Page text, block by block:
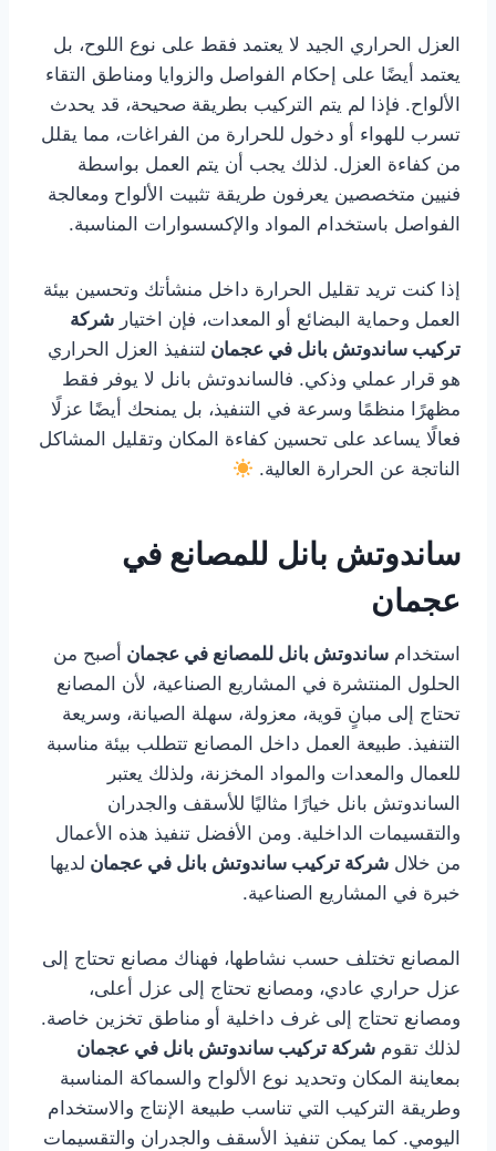
العزل الحراري الجيد لا يعتمد فقط على نوع اللوح، بل
يعتمد أيضًا على إحكام الفواصل والزوايا ومناطق التقاء
الألواح. فإذا لم يتم التركيب بطريقة صحيحة، قد يحدث
تسرب للهواء أو دخول للحرارة من الفراغات، مما يقلل
من كفاءة العزل. لذلك يجب أن يتم العمل بواسطة
فنيين متخصصين يعرفون طريقة تثبيت الألواح ومعالجة
الفواصل باستخدام المواد والإكسسوارات المناسبة.
إذا كنت تريد تقليل الحرارة داخل منشأتك وتحسين بيئة
العمل وحماية البضائع أو المعدات، فإن اختيار شركة
تركيب ساندوتش بانل في عجمان لتنفيذ العزل الحراري
هو قرار عملي وذكي. فالساندوتش بانل لا يوفر فقط
مظهرًا منظمًا وسرعة في التنفيذ، بل يمنحك أيضًا عزلًا
فعالًا يساعد على تحسين كفاءة المكان وتقليل المشاكل
الناتجة عن الحرارة العالية.
ساندوتش بانل للمصانع في
عجمان
استخدام ساندوتش بانل للمصانع في عجمان أصبح من
الحلول المنتشرة في المشاريع الصناعية، لأن المصانع
تحتاج إلى مبانٍ قوية، معزولة، سهلة الصيانة، وسريعة
التنفيذ. طبيعة العمل داخل المصانع تتطلب بيئة مناسبة
للعمال والمعدات والمواد المخزنة، ولذلك يعتبر
الساندوتش بانل خيارًا مثاليًا للأسقف والجدران
والتقسيمات الداخلية. ومن الأفضل تنفيذ هذه الأعمال
من خلال شركة تركيب ساندوتش بانل في عجمان لديها
خبرة في المشاريع الصناعية.
المصانع تختلف حسب نشاطها، فهناك مصانع تحتاج إلى
عزل حراري عادي، ومصانع تحتاج إلى عزل أعلى،
ومصانع تحتاج إلى غرف داخلية أو مناطق تخزين خاصة.
لذلك تقوم شركة تركيب ساندوتش بانل في عجمان
بمعاينة المكان وتحديد نوع الألواح والسماكة المناسبة
وطريقة التركيب التي تناسب طبيعة الإنتاج والاستخدام
اليومي. كما يمكن تنفيذ الأسقف والجدران والتقسيمات